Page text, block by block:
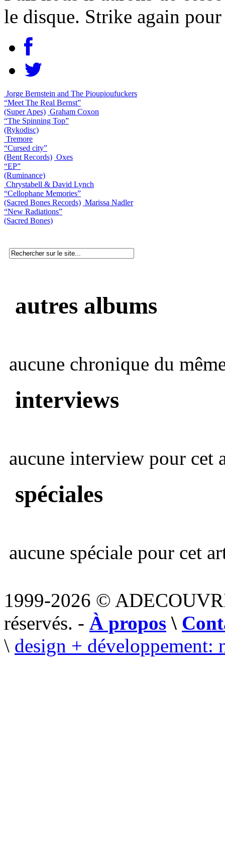
le disque. Strike again
Jorge Bernstein and The Pioupioufuckers
“Meet The Real Bernst”
(Super Apes) Graham Coxon
“The Spinning Top”
(Rykodisc)
Tremore
“Cursed city”
(Bent Records) Oxes
“EP”
(Ruminance)
Chrystabell & David Lynch
“Cellophane Memories”
(Sacred Bones Records) Marissa Nadler
“New Radiations”
(Sacred Bones)
autres albums
aucune chronique du
interviews
aucune interview pour cet
spéciales
aucune spéciale pour cet
1999-2026 ©
réservés. - À propos \
\ design + développement: